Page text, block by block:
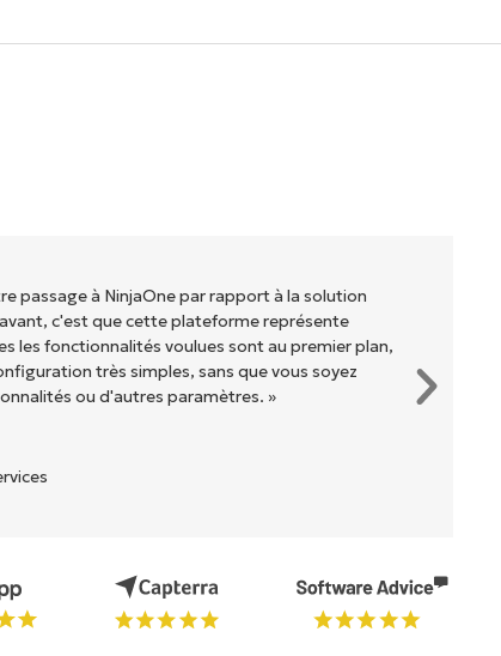
passage à NinjaOne par rapport à la solution
c'est que cette plateforme représente
les fonctionnalités voulues sont au premier plan,
très simples, sans que vous soyez
ou d'autres paramètres. »